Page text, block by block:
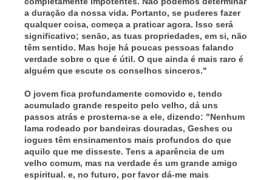
a duração da nossa vida. Portanto, se puderes fazer
qualquer coisa, começa a praticar agora. Isso será
significativo; senão, as tuas propriedades, em si, não
têm sentido. Mas hoje há poucas pessoas falando
verdade sobre o que é útil. O que ainda é mais raro é
alguém que escute os conselhos sinceros."
O jovem fica profundamente comovido e, tendo
acumulado grande respeito pelo velho, dá uns
passos atrás e prosterna-se a ele, dizendo: "Nenhum
lama rodeado por bandeiras douradas, Geshes ou
iogues têm ensinamentos mais profundos do que
aquilo que me disseste. Tens a aparência de um
velho comum, mas na verdade és um grande amigo
espiritual. e, no futuro, por favor dá-me mais